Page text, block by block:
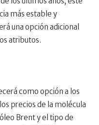
más estable y
una opción adicional
atributos.
como opción a los
precios de la molécula
Brent y el tipo de